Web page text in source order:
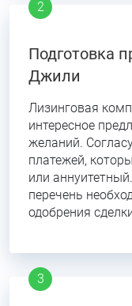
Подготовка
Джили
Лизинговая
интересное
желаний.
платежей,
или
перечень
одобрения